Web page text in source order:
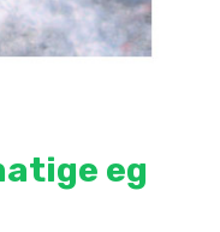
eg